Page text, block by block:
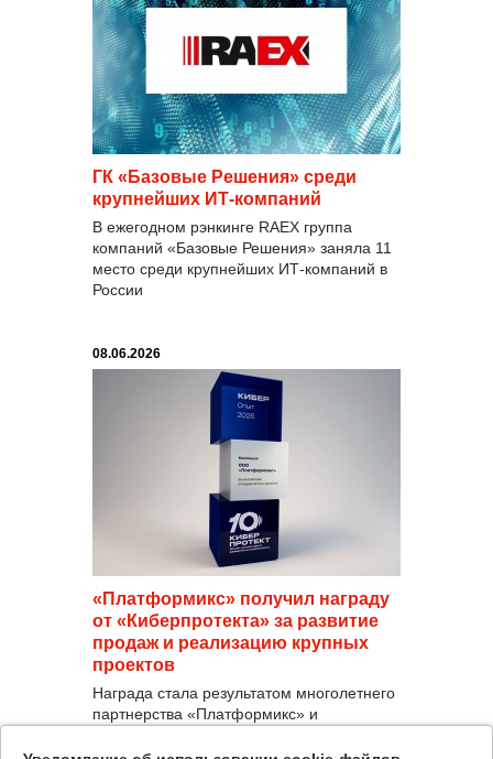
ГК «Базовые Решения» среди
крупнейших ИТ-компаний
В ежегодном рэнкинге RAEX группа
компаний «Базовые Решения» заняла 11
место среди крупнейших ИТ-компаний в
России
08.06.2026
«Платформикс» получил награду
от «Киберпротекта» за развитие
продаж и реализацию крупных
проектов
Награда стала результатом многолетнего
партнерства «Платформикс» и